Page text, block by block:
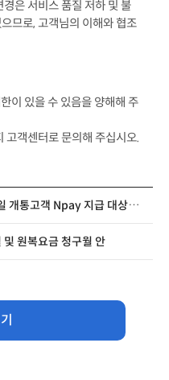
은 서비스 품질 저하 및 불
므로, 고객님의 이해와 협조
이 있을 수 있음을 양해해 주
고객센터로 문의해 주십시오.
[NPay] 7월 한패스 모바일 개통고객 Npay 지급 대상자
원복요금 청구월 안